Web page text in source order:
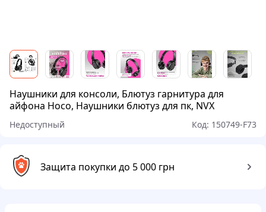
Наушники для консоли, Блютуз гарнитура для
айфона Hoco, Наушники блютуз для пк, NVX
Недоступный Код: 150749-F73
Защита покупки до 5 000 грн